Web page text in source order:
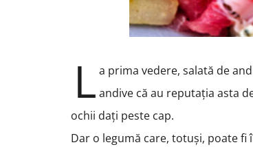
L a prima vedere, salată de
andive că au reputația asta
ochii dați peste cap.
Dar o legumă care, totuși, poate fi